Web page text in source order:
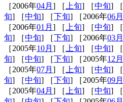
［2006年04月 ] ［ 上旬] ［中旬] ［
旬] ［中旬] ［下旬] ［2006年06月
［2006年01月 ] ［ 上旬] ［中旬] ［
旬] ［中旬] ［下旬] ［2006年03月
［2005年10月 ] ［ 上旬] ［中旬] ［
旬] ［中旬] ［下旬] ［2005年12月
［2005年07月 ] ［ 上旬] ［中旬] ［
旬] ［中旬] ［下旬] ［2005年09月
［2005年04月 ] ［ 上旬] ［中旬] ［